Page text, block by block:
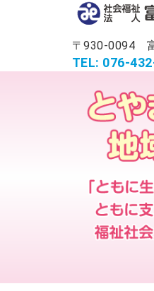
〒930-0094
TEL: 076-